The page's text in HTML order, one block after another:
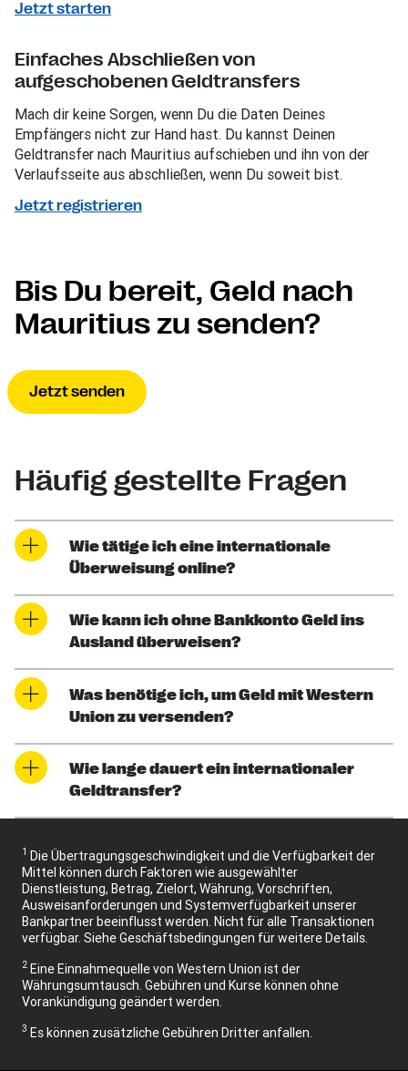
Jetzt starten
Einfaches Abschließen von
aufgeschobenen Geldtransfers
Mach dir keine Sorgen, wenn Du die Daten Deines
Empfängers nicht zur Hand hast. Du kannst Deinen
Geldtransfer nach Mauritius aufschieben und ihn von der
Verlaufsseite aus abschließen, wenn Du soweit bist.
Jetzt registrieren
Bis Du bereit, Geld nach
Mauritius zu senden?
Jetzt senden
Häufig gestellte Fragen
Wie tätige ich eine internationale
Überweisung online?
Wie kann ich ohne Bankkonto Geld ins
Ausland überweisen?
Was benötige ich, um Geld mit Western
Union zu versenden?
Wie lange dauert ein internationaler
Geldtransfer?
1 Die Übertragungsgeschwindigkeit und die Verfügbarkeit der
Mittel können durch Faktoren wie ausgewählter
Dienstleistung, Betrag, Zielort, Währung, Vorschriften,
Ausweisanforderungen und Systemverfügbarkeit unserer
Bankpartner beeinflusst werden. Nicht für alle Transaktionen
verfügbar. Siehe Geschäftsbedingungen für weitere Details.
2 Eine Einnahmequelle von Western Union ist der
Währungsumtausch. Gebühren und Kurse können ohne
Vorankündigung geändert werden.
3 Es können zusätzliche Gebühren Dritter anfallen.